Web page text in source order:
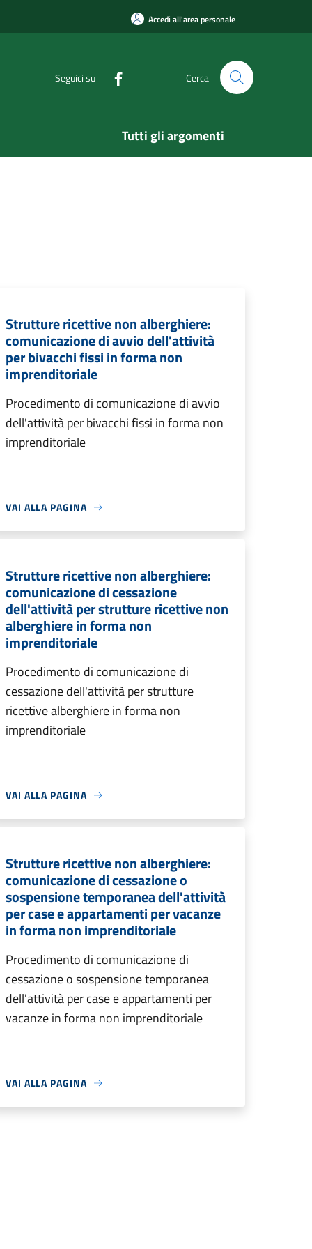
Accedi all'area personale
Seguici su Cerca
Tutti gli argomenti
Strutture ricettive non alberghiere:
comunicazione di avvio dell'attività
per bivacchi fissi in forma non
imprenditoriale
Procedimento di comunicazione di avvio
dell'attività per bivacchi fissi in forma non
imprenditoriale
VAI ALLA PAGINA
Strutture ricettive non alberghiere:
comunicazione di cessazione
dell'attività per strutture ricettive non
alberghiere in forma non
imprenditoriale
Procedimento di comunicazione di
cessazione dell'attività per strutture
ricettive alberghiere in forma non
imprenditoriale
VAI ALLA PAGINA
Strutture ricettive non alberghiere:
comunicazione di cessazione o
sospensione temporanea dell'attività
per case e appartamenti per vacanze
in forma non imprenditoriale
Procedimento di comunicazione di
cessazione o sospensione temporanea
dell'attività per case e appartamenti per
vacanze in forma non imprenditoriale
VAI ALLA PAGINA